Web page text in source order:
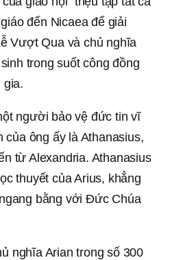
đến Nicaea để giải
Vượt Qua và chủ nghĩa
trong suốt công đồng
gia.
người bảo vệ đức tin vĩ
của ông ấy là Athanasius,
từ Alexandria. Athanasius
thuyết của Arius, khẳng
bằng với Đức Chúa
nghĩa Arian trong số 300